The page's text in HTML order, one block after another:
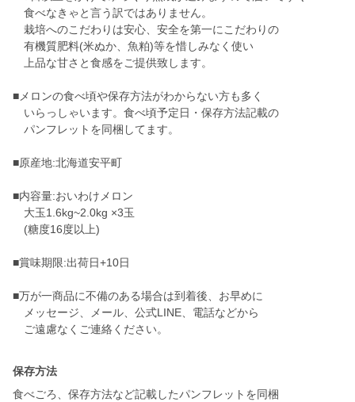
食べなきゃと言う訳ではありません。
栽培へのこだわりは安心、安全を第一にこだわりの
有機質肥料(米ぬか、魚粕)等を惜しみなく使い
上品な甘さと食感をご提供致します。
■メロンの食べ頃や保存方法がわからない方も多く
いらっしゃいます。食べ頃予定日・保存方法記載の
パンフレットを同梱してます。
■原産地:北海道安平町
■内容量:おいわけメロン
大玉1.6kg~2.0kg ×3玉
(糖度16度以上)
■賞味期限:出荷日+10日
■万が一商品に不備のある場合は到着後、お早めに
メッセージ、メール、公式LINE、電話などから
ご遠慮なくご連絡ください。
保存方法
食べごろ、保存方法など記載したパンフレットを同梱